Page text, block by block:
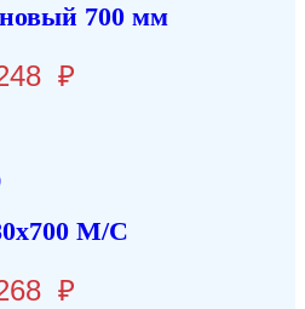
700 мм
₽
М/С
₽